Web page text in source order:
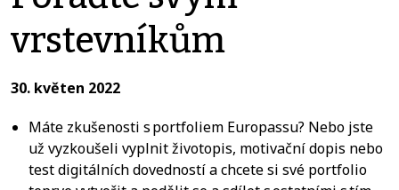
vrstevníkům
30. květen 2022
Máte zkušenosti s portfoliem Europassu? Nebo jste
už vyzkoušeli vyplnit životopis, motivační dopis nebo
test digitálních dovedností a chcete si své portfolio